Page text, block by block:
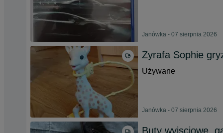
Janówka - 07 sierpnia 2026
Żyrafa Sophie
Używane
Janówka - 07 sierpnia 2026
Buty wyjsciowe,